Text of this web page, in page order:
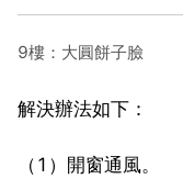
9樓：大圓餅子臉
解決辦法如下：
（1）開窗通風。